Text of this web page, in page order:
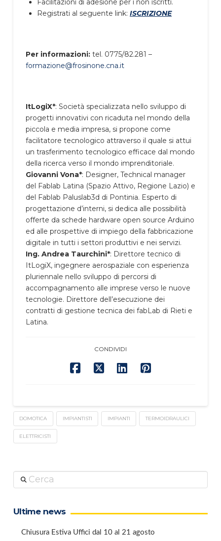
Facilitazioni di adesione per i non iscritti.
Registrati al seguente link:ISCRIZIONE
Per informazioni:tel. 0775/82.281 –
formazione@frosinone.cna.it
ItLogiX*: Società specializzata nello sviluppo di
progetti innovativi con ricaduta nel mondo della
piccola e media impresa, si propone come
facilitatore tecnologico attraverso il quale si attui
un trasferimento tecnologico efficace dal mondo
della ricerca verso il mondo imprenditoriale.
Giovanni Vona*: Designer, Technical manager
del Fablab Latina (Spazio Attivo, Regione Lazio) e
del Fablab Paluslab3d di Pontinia. Esperto di
progettazione d’interni, si dedica alle possibilità
offerte da schede hardware open source Arduino
ed alle prospettive di impiego della fabbricazione
digitale in tutti i settori produttivi e nei servizi.
Ing. Andrea Taurchini*: Direttore tecnico di
ItLogiX, ingegnere aerospaziale con esperienza
pluriennale nello sviluppo di percorsi di
accompagnamento alle imprese verso le nuove
tecnologie. Direttore dell’esecuzione dei
contratti di gestione tecnica dei fabLab di Rieti e
Latina.
CONDIVIDI
DOMOTICA IMPIANTISTI IMPIANTI TERMOIDRAULICI
ELETTRICISTI
Cerca
Ultime news
Chiusura Estiva Uffici dal 10 al 21 agosto